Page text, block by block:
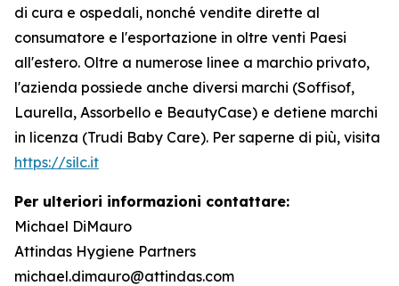
di cura e ospedali, nonché vendite dirette al
consumatore e l'esportazione in oltre venti Paesi
all'estero. Oltre a numerose linee a marchio privato,
l'azienda possiede anche diversi marchi (Soffisof,
Laurella, Assorbello e BeautyCase) e detiene marchi
in licenza (Trudi Baby Care). Per saperne di più, visita
https://silc.it
Per ulteriori informazioni contattare:
Michael DiMauro
Attindas Hygiene Partners
michael.dimauro@attindas.com